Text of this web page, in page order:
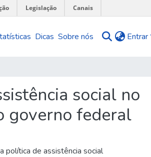
Legislação Canais
Dicas Sobre nós Entrar
social no
governo federal
política de assistência social